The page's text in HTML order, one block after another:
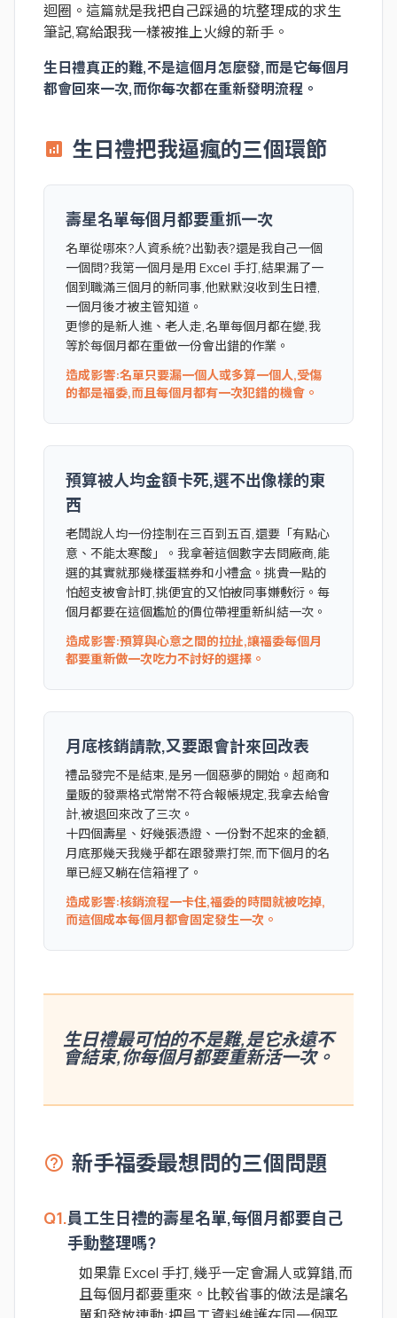
迴圈。這篇就是我把自己踩過的坑整理成的求生
筆記,寫給跟我一樣被推上火線的新手。
生日禮真正的難,不是這個月怎麼發,而是它每個月
都會回來一次,而你每次都在重新發明流程。
analytics 生日禮把我逼瘋的三個環節
壽星名單每個月都要重抓一次
名單從哪來?人資系統?出勤表?還是我自己一個
一個問?我第一個月是用 Excel 手打,結果漏了一
個到職滿三個月的新同事,他默默沒收到生日禮,
一個月後才被主管知道。
更慘的是新人進、老人走,名單每個月都在變,我
等於每個月都在重做一份會出錯的作業。
造成影響:名單只要漏一個人或多算一個人,受傷
的都是福委,而且每個月都有一次犯錯的機會。
預算被人均金額卡死,選不出像樣的東
西
老闆說人均一份控制在三百到五百,還要「有點心
意、不能太寒酸」。我拿著這個數字去問廠商,能
選的其實就那幾樣蛋糕券和小禮盒。挑貴一點的
怕超支被會計盯,挑便宜的又怕被同事嫌敷衍。每
個月都要在這個尷尬的價位帶裡重新糾結一次。
造成影響:預算與心意之間的拉扯,讓福委每個月
都要重新做一次吃力不討好的選擇。
月底核銷請款,又要跟會計來回改表
禮品發完不是結束,是另一個惡夢的開始。超商和
量販的發票格式常常不符合報帳規定,我拿去給會
計,被退回來改了三次。
十四個壽星、好幾張憑證、一份對不起來的金額,
月底那幾天我幾乎都在跟發票打架,而下個月的名
單已經又躺在信箱裡了。
造成影響:核銷流程一卡住,福委的時間就被吃掉,
而這個成本每個月都會固定發生一次。
生日禮最可怕的不是難,是它永遠不
會結束,你每個月都要重新活一次。
help_outline 新手福委最想問的三個問題
Q1.員工生日禮的壽星名單,每個月都要自己
手動整理嗎?
如果靠 Excel 手打,幾乎一定會漏人或算錯,而
且每個月都要重來。比較省事的做法是讓名